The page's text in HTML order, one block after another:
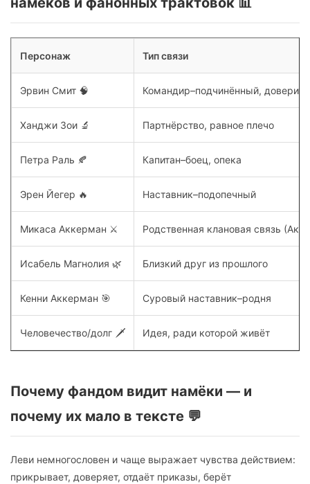
Персонаж Тип связи
Эрвин Смит 🧠 Командир–подчинённый, доверие
Ханджи Зои 🔬 Партнёрство, равное плечо
Петра Раль 🍂 Капитан–боец, опека
Эрен Йегер 🔥 Наставник–подопечный
Микаса Аккерман ⚔️ Родственная клановая связь
Исабель Магнолия 🌿 Близкий друг из прошлого
Кенни Аккерман 🎯 Суровый наставник–родня
Человечество/долг 🗡️ Идея, ради которой живёт
Почему фандом видит намёки — и
почему их мало в тексте 💬
Леви немногословен и чаще выражает чувства действием:
прикрывает, доверяет, отдаёт приказы, берёт